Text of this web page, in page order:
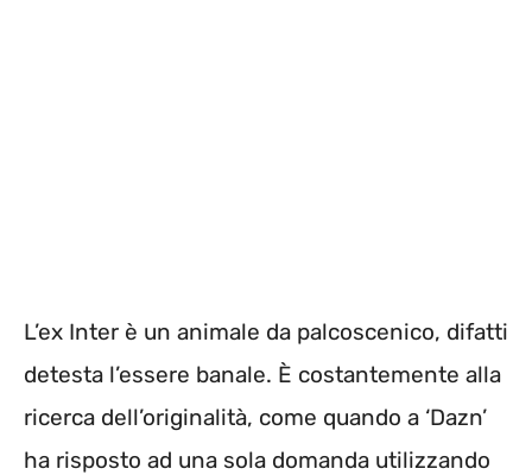
L’ex Inter è un animale da palcoscenico, difatti
detesta l’essere banale. È costantemente alla
ricerca dell’originalità, come quando a ‘Dazn’
ha risposto ad una sola domanda utilizzando